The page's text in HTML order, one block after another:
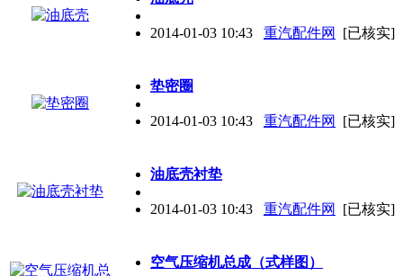
2014-01-03 10:43 重汽配件网 [已核实]
垫密圈
2014-01-03 10:43 重汽配件网 [已核实]
油底壳衬垫
2014-01-03 10:43 重汽配件网 [已核实]
空气压缩机总成（式样图）